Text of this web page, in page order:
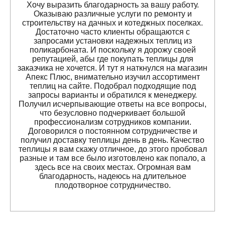
Хочу выразить благодарность за вашу работу.
Оказываю различные услуги по ремонту и
строительству на дачных и котеджных поселках.
Достаточно часто клиенты обращаются с
запросами установки надежных теплиц из
поликарбоната. И поскольку я дорожу своей
репутацией, абы где покупать теплицы для
заказчика не хочется. И тут я наткнулся на магазин
Апекс Плюс, внимательно изучил ассортимент
теплиц на сайте. Подобрал подходящие под
запросы варианты и обратился к менеджеру.
Получил исчерпывающие ответы на все вопросы,
что безусловно подчеркивает большой
профессионализм сотрудников компании.
Договорился о постоянном сотрудничестве и
получил доставку теплицы день в день. Качество
теплицы я вам скажу отличное, до этого пробовал
разные и там все было изготовлено как попало, а
здесь все на своих местах. Огромная вам
благодарность, надеюсь на длительное
плодотворное сотрудничество.